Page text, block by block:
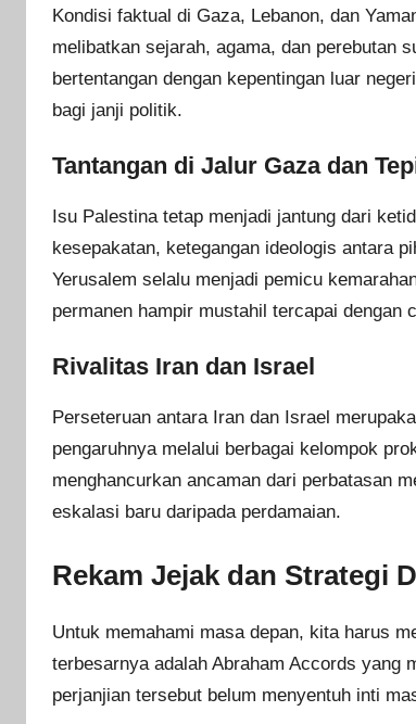
Kondisi faktual di Gaza, Lebanon, dan
melibatkan sejarah, agama, dan perebutan
bertentangan dengan kepentingan luar
bagi janji politik.
Tantangan di Jalur Gaza dan
Isu Palestina tetap menjadi jantung dari
kesepakatan, ketegangan ideologis antara
Yerusalem selalu menjadi pemicu
permanen hampir mustahil tercapai dengan
Rivalitas Iran dan Israel
Perseteruan antara Iran dan Israel
pengaruhnya melalui berbagai kelompok
menghancurkan ancaman dari perbatasan
eskalasi baru daripada perdamaian.
Rekam Jejak dan Strategi
Untuk memahami masa depan, kita harus
terbesarnya adalah Abraham Accords yang
perjanjian tersebut belum menyentuh inti